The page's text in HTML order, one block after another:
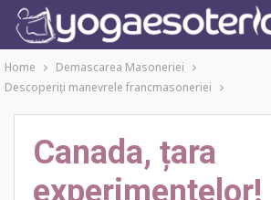
Home
Demascarea Masoneriei
Descoperiţi manevrele francmasoneriei
Canada, țara
experimentelor!